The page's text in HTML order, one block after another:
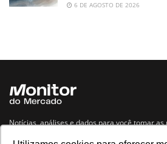
6 DE AGOSTO DE 2026
Notícias, análises e dados para você tomar